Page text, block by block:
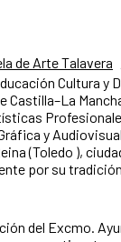
de Arte Talavera
Cultura y
Castilla–La
y
(Toledo ),
por su
del Excmo.